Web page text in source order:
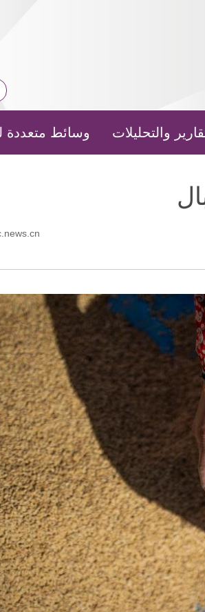
والتحليلات وسائط متعددة